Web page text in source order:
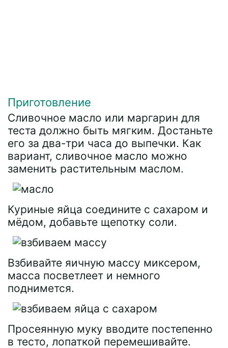
Приготовление
Сливочное масло или маргарин для
теста должно быть мягким. Достаньте
его за два-три часа до выпечки. Как
вариант, сливочное масло можно
заменить растительным маслом.
Куриные яйца соедините с сахаром и
мёдом, добавьте щепотку соли.
Взбивайте яичную массу миксером,
масса посветлеет и немного
поднимется.
Просеянную муку вводите постепенно
в тесто, лопаткой перемешивайте.